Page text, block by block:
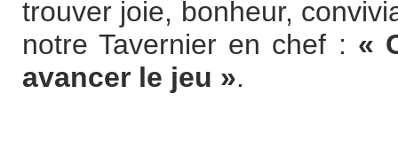
trouver joie, bonheur,
notre Tavernier en chef : «
avancer le jeu ».